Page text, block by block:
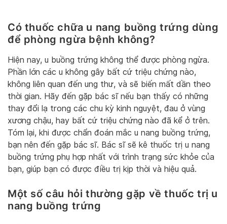
Có thuốc chữa u nang buồng trứng dùng
để phòng ngừa bệnh không?
Hiện nay, u buồng trứng không thể được phòng ngừa.
Phần lớn các u không gây bất cứ triệu chứng nào,
không liên quan đến ung thư, và sẽ biến mất dần theo
thời gian. Hãy đến gặp bác sĩ nếu bạn thấy có những
thay đổi lạ trong các chu kỳ kinh nguyệt, đau ở vùng
xương chậu, hay bất cứ triệu chứng nào đã kể ở trên.
Tóm lại, khi được chẩn đoán mắc u nang buồng trứng,
bạn nên đến gặp bác sĩ. Bác sĩ sẽ kê thuốc trị u nang
buồng trứng phụ hợp nhất với trình trạng sức khỏe của
bạn, giúp bạn có được điều trị kịp thời và hiệu quả.
Một số câu hỏi thường gặp về thuốc trị u
nang buồng trứng